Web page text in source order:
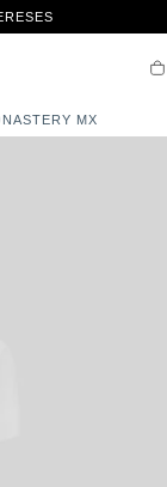
MX